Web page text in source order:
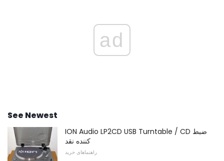
ad
See Newest
ION Audio LP2CD USB Turntable / CD ضبط
کننده نقد
راهنماهای خرید